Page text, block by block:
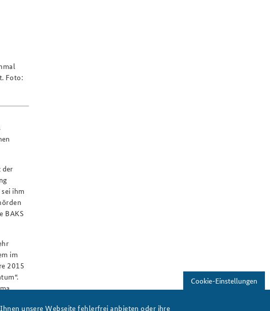
Foto:
der
ihm
BAKS
im
2015
Cookie-Einstellungen
unsere Webseite fehlerfrei anbieten oder ihre